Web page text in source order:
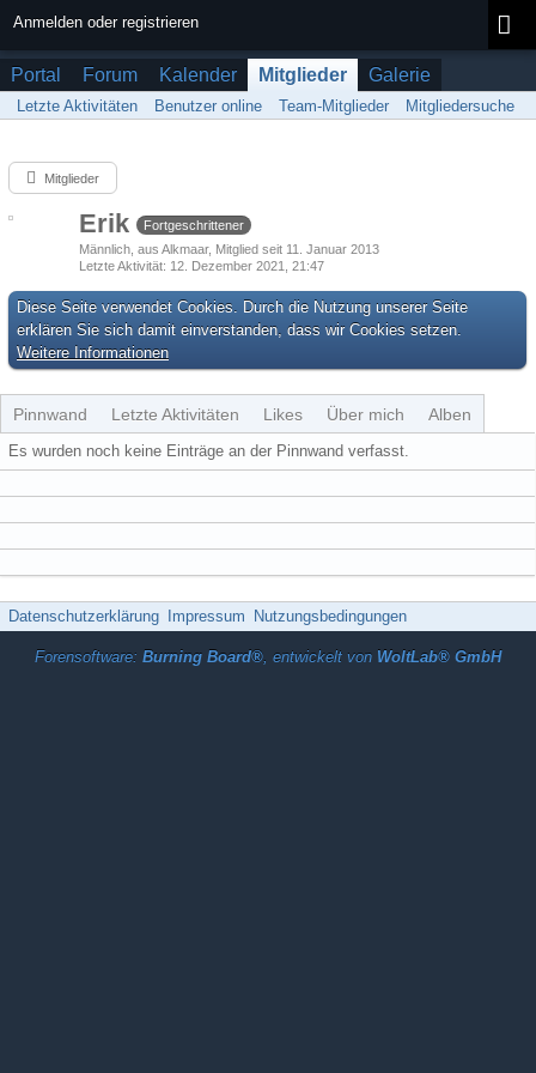
Anmelden oder registrieren
Portal Forum Kalender Mitglieder Galerie
Letzte Aktivitäten Benutzer online Team-Mitglieder Mitgliedersuche
Mitglieder
Erik
Fortgeschrittener
Männlich aus Alkmaar Mitglied seit 11. Januar 2013
Letzte Aktivität 12. Dezember 2021, 21:47
Diese Seite verwendet Cookies. Durch die Nutzung unserer Seite
erklären Sie sich damit einverstanden, dass wir Cookies setzen.
Weitere Informationen
Pinnwand Letzte Aktivitäten Likes Über mich Alben
Es wurden noch keine Einträge an der Pinnwand verfasst.
Datenschutzerklärung Impressum Nutzungsbedingungen
Forensoftware: Burning Board®, entwickelt von WoltLab® GmbH